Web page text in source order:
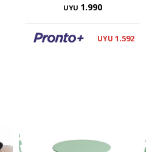
UYU 1.990
UYU 1.592